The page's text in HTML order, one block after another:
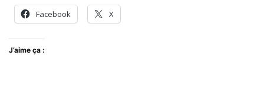
Facebook X
J’aime ça :